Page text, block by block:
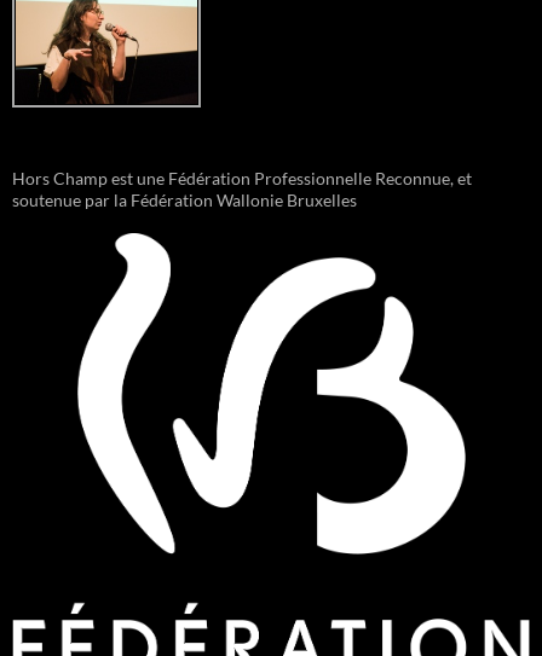
Hors Champ est une Fédération Professionnelle Reconnue, et
soutenue par la Fédération Wallonie Bruxelles